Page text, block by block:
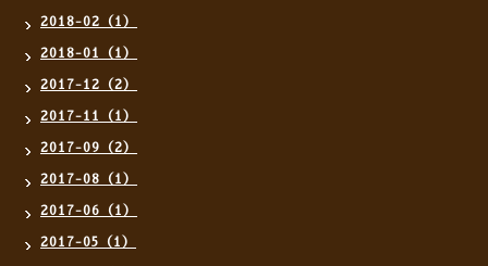
2018-02（1）
2018-01（1）
2017-12（2）
2017-11（1）
2017-09（2）
2017-08（1）
2017-06（1）
2017-05（1）